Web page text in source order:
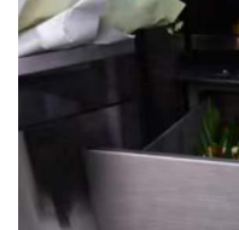
数
说
商
新